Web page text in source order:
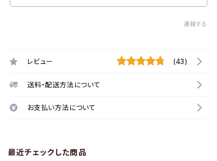
通報する
レビュー (43)
送料・配送方法について
お支払い方法について
最近チェックした商品